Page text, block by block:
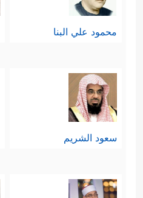
محمود علي البنا
سعود الشريم